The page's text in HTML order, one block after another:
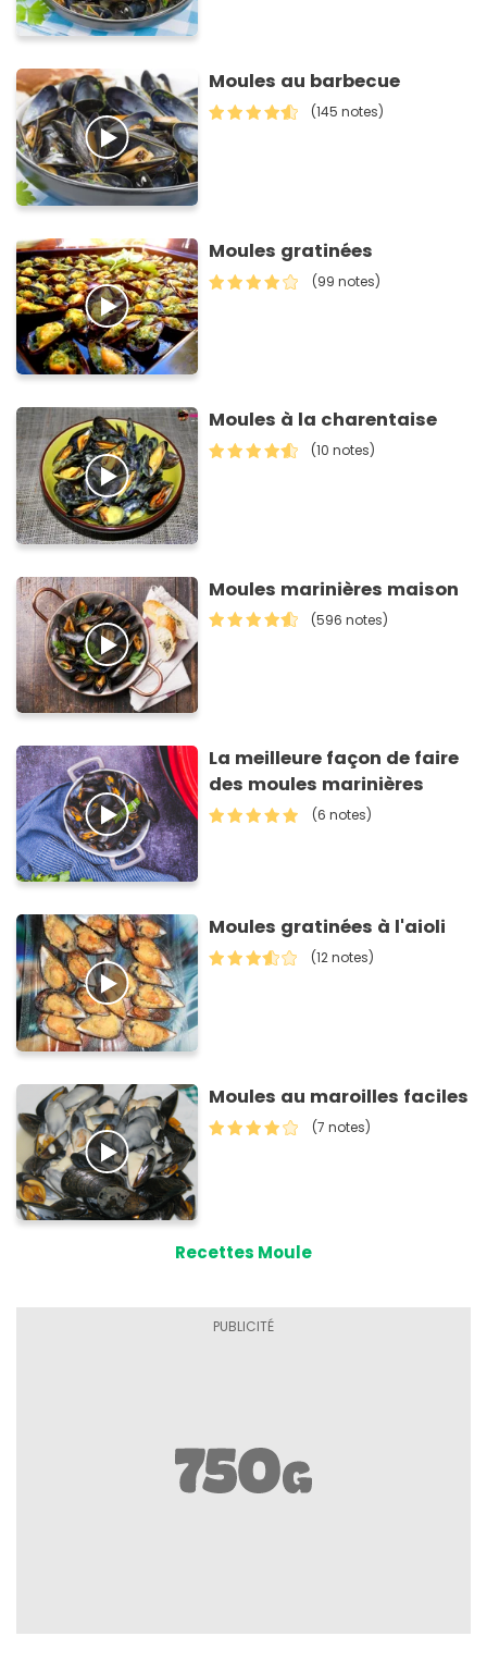
Moules au barbecue
(145 notes)
Moules gratinées
(99 notes)
Moules à la charentaise
(10 notes)
Moules marinières maison
(596 notes)
La meilleure façon de faire
des moules marinières
(6 notes)
Moules gratinées à l'aioli
(12 notes)
Moules au maroilles faciles
(7 notes)
Recettes Moule